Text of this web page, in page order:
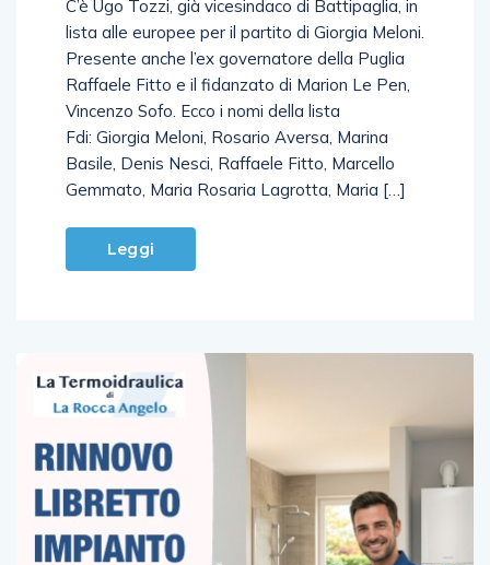
C’è Ugo Tozzi, già vicesindaco di Battipaglia, in
lista alle europee per il partito di Giorgia Meloni.
Presente anche l’ex governatore della Puglia
Raffaele Fitto e il fidanzato di Marion Le Pen,
Vincenzo Sofo. Ecco i nomi della lista
Fdi: Giorgia Meloni, Rosario Aversa, Marina
Basile, Denis Nesci, Raffaele Fitto, Marcello
Leggi